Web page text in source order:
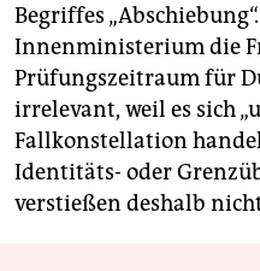
Begriffes
Innenministerium die
Prüfungszeitraum für
irrelevant, weil es sich
Fallkonstellation
Identitäts- oder
verstießen deshalb